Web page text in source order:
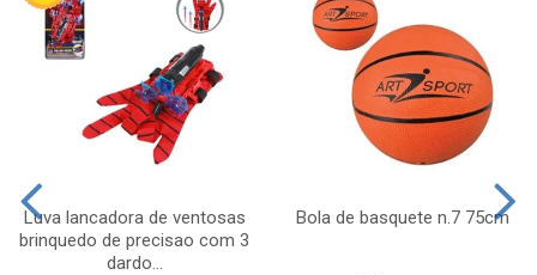
Luva lancadora de ventosas
brinquedo de precisao com 3
dardo...
Bola de basquete n.7 75cm